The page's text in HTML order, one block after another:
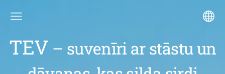
TEV – suvenīri ar stāstu un